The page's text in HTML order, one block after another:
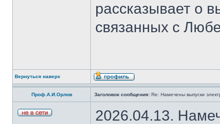
рассказывает о
связанных с
Вернуться наверх
Проф.А.И.Орлов Заголовок сообщения: Re: Намечены выпуски
2026.04.13.